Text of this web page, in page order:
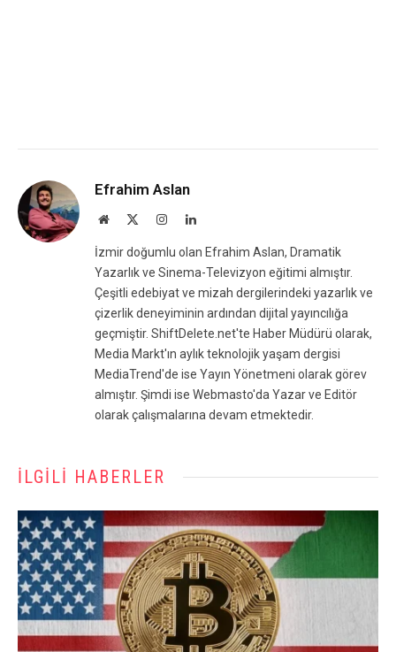
Efrahim Aslan
Website InstagramLinkedIn
İzmir doğumlu olan Efrahim Aslan, Dramatik
Yazarlık ve Sinema-Televizyon eğitimi almıştır.
Çeşitli edebiyat ve mizah dergilerindeki yazarlık ve
çizerlik deneyiminin ardından dijital yayıncılığa
geçmiştir. ShiftDelete.net'te Haber Müdürü olarak,
Media Markt'ın aylık teknolojik yaşam dergisi
MediaTrend'de ise Yayın Yönetmeni olarak görev
almıştır. Şimdi ise Webmasto'da Yazar ve Editör
olarak çalışmalarına devam etmektedir.
İLGILI HABERLER